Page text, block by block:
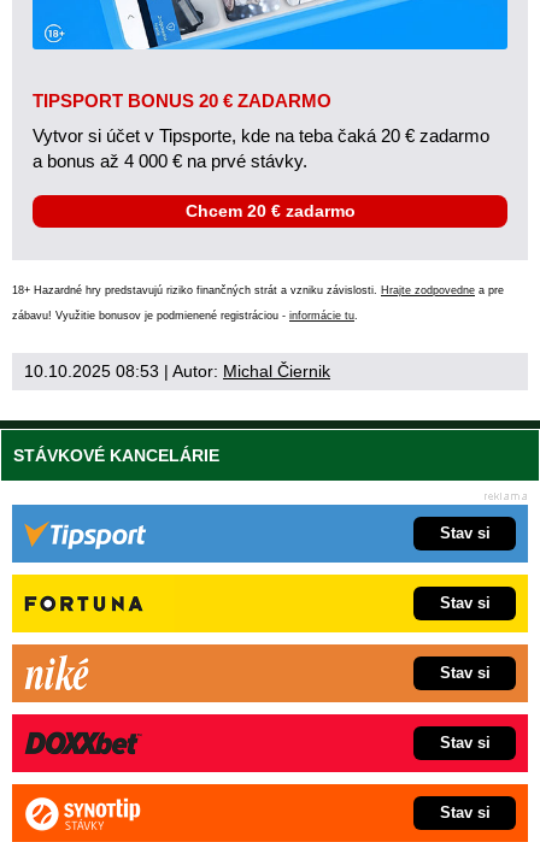
TIPSPORT BONUS 20 € ZADARMO
Vytvor si účet v Tipsporte, kde na teba čaká 20 € zadarmo
a bonus až 4 000 € na prvé stávky.
Chcem 20 € zadarmo
18+ Hazardné hry predstavujú riziko finančných strát a vzniku závislosti. Hrajte zodpovedne a pre
zábavu! Využitie bonusov je podmienené registráciou - informácie tu
10.10.2025 08:53 | Autor: Michal Čiernik
STÁVKOVÉ KANCELÁRIE
Stav si
Stav si
Stav si
Stav si
Stav si